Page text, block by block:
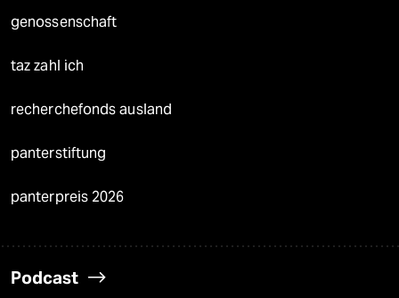
genossenschaft
taz zahl ich
recherchefonds ausland
panterstiftung
panterpreis 2026
Podcast